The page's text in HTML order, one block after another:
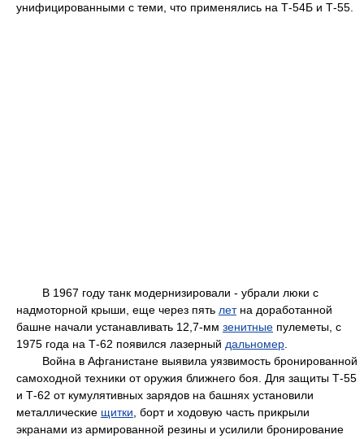
унифицированными с теми, что применялись на Т-54Б и Т-55.
В 1967 году танк модернизировали - убрали люки с
надмоторной крыши, еще через пять летна доработанной
башне начали устанавливать 12,7-мм зенитные пулеметы, с
1975 года на Т-62 появился лазерный дальномер
Война в Афганистане выявила уязвимость бронированной
самоходной техники от оружия ближнего боя. Для защиты Т-55
и Т-62 от кумулятивных зарядов на башнях установили
металлические щитки , борт и ходовую часть прикрыли
экранами из армированной резины и усилили бронирование